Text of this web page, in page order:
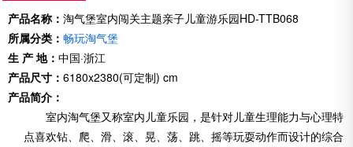
产品名称： 淘气堡室内闯关主题亲子儿童游乐园HD-TTB068
所属分类： 畅玩淘气堡
生 产 地： 中国·浙江
产品尺寸： 6180x2380(可定制) cm
产品简介：
室内淘气堡又称室内儿童乐园，是针对儿童生理能力与心理特
点喜欢钻、爬、滑、滚、晃、荡、跳、摇等玩耍动作而设计的综合